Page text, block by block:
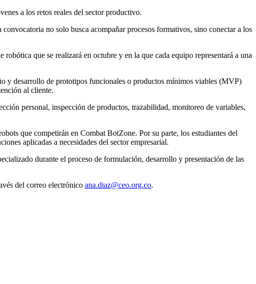
a los retos reales del sector productivo.
no solo busca acompañar procesos formativos, sino conectar a los
que se realizará en octubre y en la que cada equipo representará a una
y desarrollo de prototipos funcionales o productos mínimos viables (MVP)
al cliente.
personal, inspección de productos, trazabilidad, monitoreo de variables,
que competirán en Combat BotZone. Por su parte, los estudiantes del
aplicadas a necesidades del sector empresarial.
durante el proceso de formulación, desarrollo y presentación de las
del correo electrónico ana.diaz@ceo.org.co.